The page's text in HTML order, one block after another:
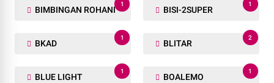
BIMBINGAN ROHANI
1
BISI-2SUPER
1
BKAD
1
BLITAR
2
BLUE LIGHT
1
BOALEMO
1